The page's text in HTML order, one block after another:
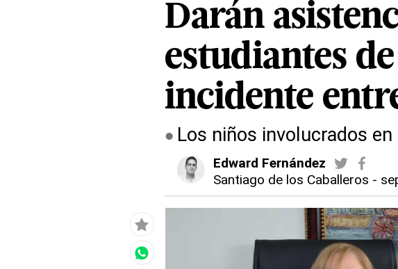
Darán
estudiantes
incidente
Los niños involucrados
Edward Fernández
Santiago de los Caballeros -